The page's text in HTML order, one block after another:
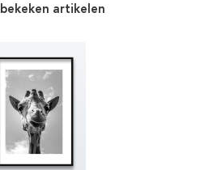
artikelen